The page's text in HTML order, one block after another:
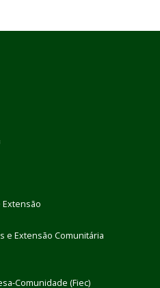
e Extensão Comunitária
Comunidade (Fiec)